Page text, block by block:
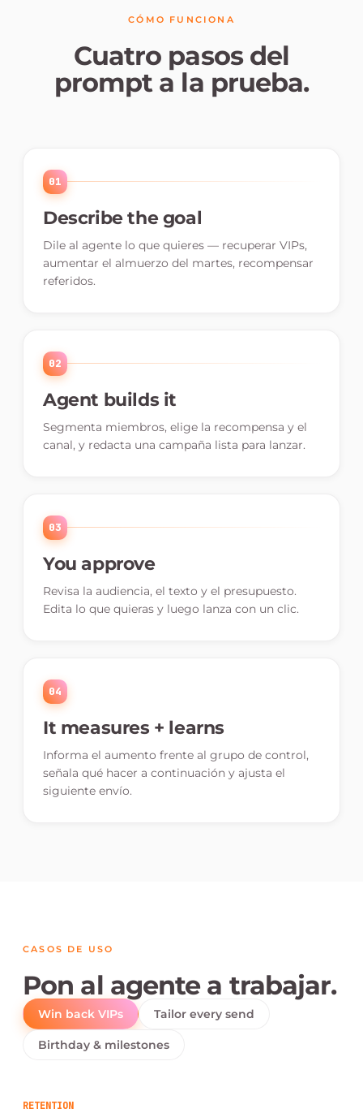
CÓMO FUNCIONA
Cuatro pasos del
prompt a la prueba.
01
Describe the goal
Dile al agente lo que quieres — recuperar VIPs,
aumentar el almuerzo del martes, recompensar
referidos.
02
Agent builds it
Segmenta miembros, elige la recompensa y el
canal, y redacta una campaña lista para lanzar.
03
You approve
Revisa la audiencia, el texto y el presupuesto.
Edita lo que quieras y luego lanza con un clic.
04
It measures + learns
Informa el aumento frente al grupo de control,
señala qué hacer a continuación y ajusta el
siguiente envío.
CASOS DE USO
Pon al agente a trabajar.
Win back VIPs Tailor every send
Birthday & milestones
RETENTION